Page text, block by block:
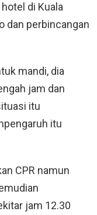
di Kuala
dan perbincangan
mandi, dia
jam dan
itu
itu
CPR namun
jam 12.30